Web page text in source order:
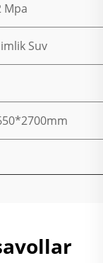
Mpa
Suv